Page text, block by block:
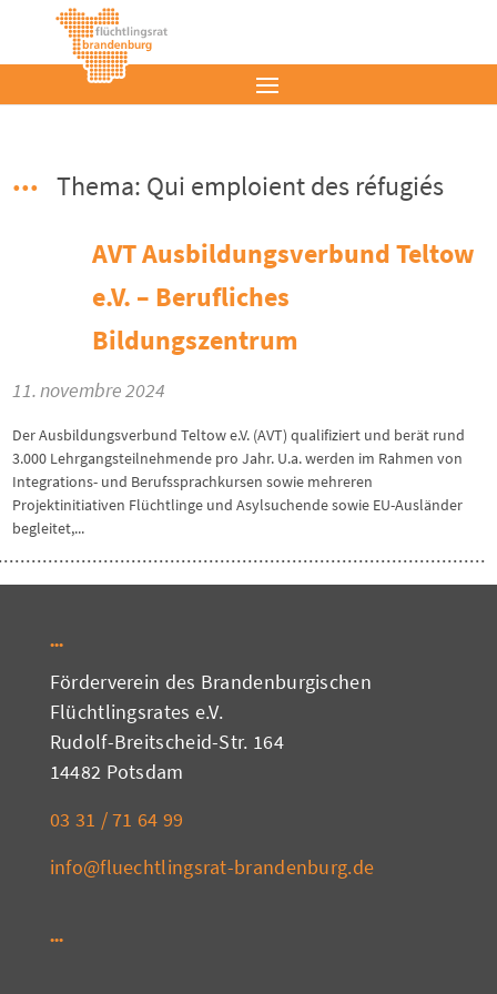
Thema: Qui emploient des réfugiés
AVT Ausbildungsverbund Teltow
e.V. – Berufliches
Bildungszentrum
11. novembre 2024
Der Ausbildungsverbund Teltow e.V. (AVT) qualifiziert und berät rund
3.000 Lehrgangsteilnehmende pro Jahr. U.a. werden im Rahmen von
Integrations- und Berufssprachkursen sowie mehreren
Projektinitiativen Flüchtlinge und Asylsuchende sowie EU-Ausländer
begleitet,...
Förderverein des Brandenburgischen
Flüchtlingsrates e.V.
Rudolf-Breitscheid-Str. 164
14482 Potsdam
03 31 / 71 64 99
info@fluechtlingsrat-brandenburg.de